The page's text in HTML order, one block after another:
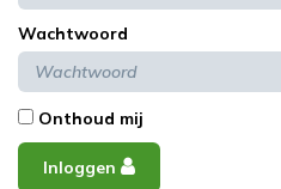
Wachtwoord
Onthoud mij
Inloggen